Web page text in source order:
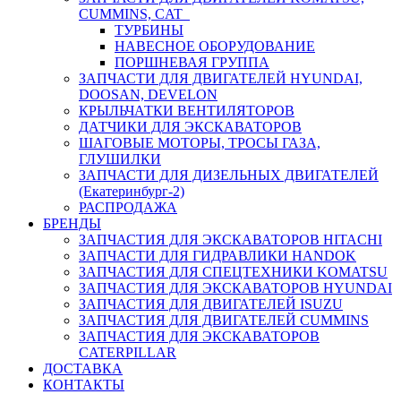
CUMMINS, CAT
ТУРБИНЫ
НАВЕСНОЕ ОБОРУДОВАНИЕ
ПОРШНЕВАЯ ГРУППА
ЗАПЧАСТИ ДЛЯ ДВИГАТЕЛЕЙ HYUNDAI,
DOOSAN, DEVELON
КРЫЛЬЧАТКИ ВЕНТИЛЯТОРОВ
ДАТЧИКИ ДЛЯ ЭКСКАВАТОРОВ
ШАГОВЫЕ МОТОРЫ, ТРОСЫ ГАЗА,
ГЛУШИЛКИ
ЗАПЧАСТИ ДЛЯ ДИЗЕЛЬНЫХ ДВИГАТЕЛЕЙ
(Екатеринбург-2)
РАСПРОДАЖА
БРЕНДЫ
ЗАПЧАСТИЯ ДЛЯ ЭКСКАВАТОРОВ HITACHI
ЗАПЧАСТИ ДЛЯ ГИДРАВЛИКИ HANDOK
ЗАПЧАСТИЯ ДЛЯ СПЕЦТЕХНИКИ KOMATSU
ЗАПЧАСТИЯ ДЛЯ ЭКСКАВАТОРОВ HYUNDAI
ЗАПЧАСТИЯ ДЛЯ ДВИГАТЕЛЕЙ ISUZU
ЗАПЧАСТИЯ ДЛЯ ДВИГАТЕЛЕЙ CUMMINS
ЗАПЧАСТИЯ ДЛЯ ЭКСКАВАТОРОВ
CATERPILLAR
ДОСТАВКА
КОНТАКТЫ